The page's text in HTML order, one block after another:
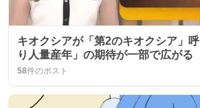
キオクシアが「第2のキオクシア」
り人量産年」の期待が一部で広がる
58件のポスト